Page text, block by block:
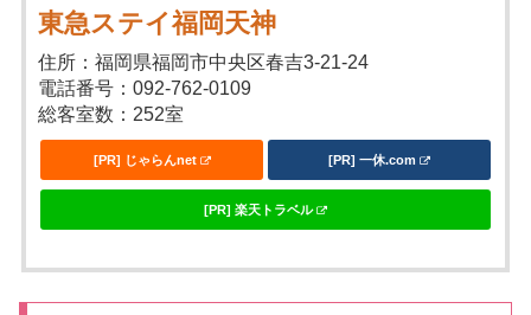
東急ステイ福岡天神
住所：福岡県福岡市中央区春吉3-21-24
電話番号：092-762-0109
総客室数：252室
[PR] じゃらんnet [PR] 一休.com
[PR] 楽天トラベル